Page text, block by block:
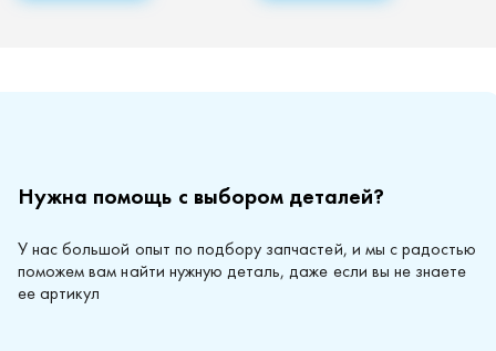
Нужна помощь с выбором деталей?
У нас большой опыт по подбору запчастей, и мы с радостью
поможем вам найти нужную деталь, даже если вы не знаете
ее артикул